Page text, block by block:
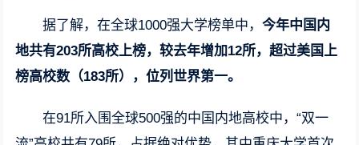
据了解，在全球1000强大学榜单中，今年中国内
地共有203所高校上榜，较去年增加12所，超过美国上
榜高校数（183所），位列世界第一。
在91所入围全球500强的中国内地高校中，“双一